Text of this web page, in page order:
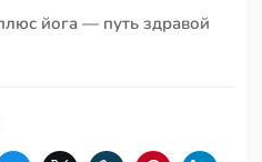
йога — путь здравой